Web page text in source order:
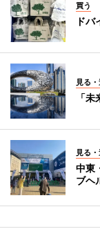
買う
ド
見る
「
見る
中東
ブヘ